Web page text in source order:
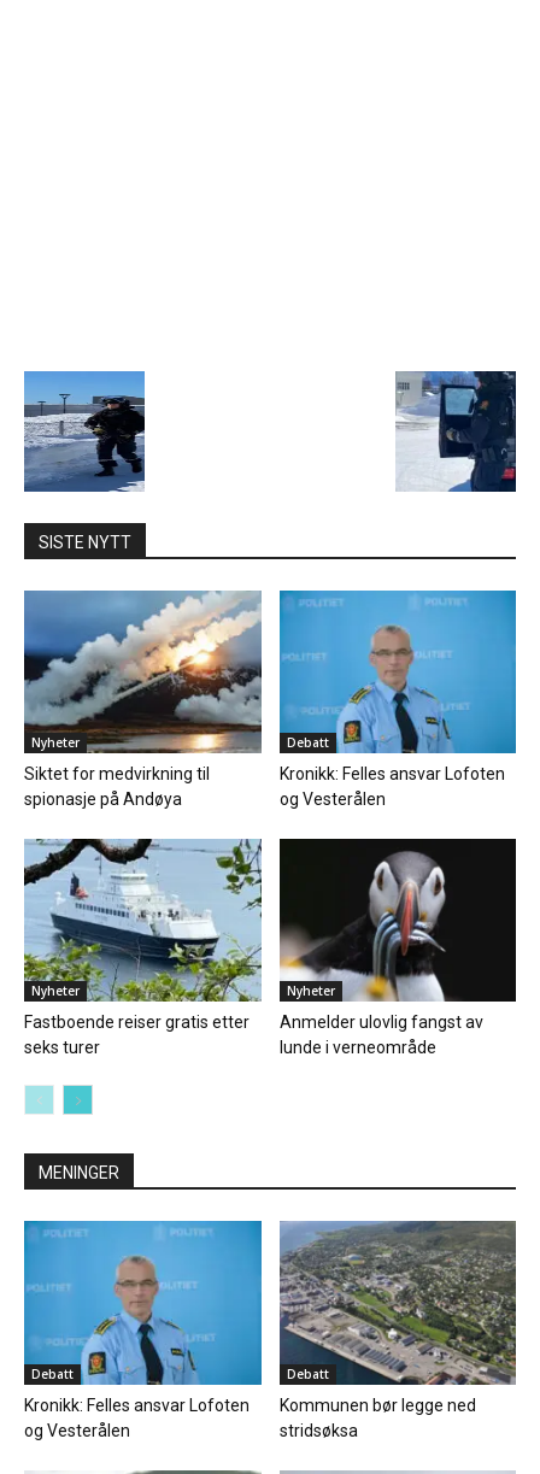
SISTE NYTT
Nyheter
Siktet for medvirkning til
spionasje på Andøya
Debatt
Kronikk: Felles ansvar Lofoten
og Vesterålen
Nyheter
Fastboende reiser gratis etter
seks turer
Nyheter
Anmelder ulovlig fangst av
lunde i verneområde
MENINGER
Debatt
Kronikk: Felles ansvar Lofoten
og Vesterålen
Debatt
Kommunen bør legge ned
stridsøksa